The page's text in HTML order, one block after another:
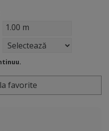
1.00 m
favorite